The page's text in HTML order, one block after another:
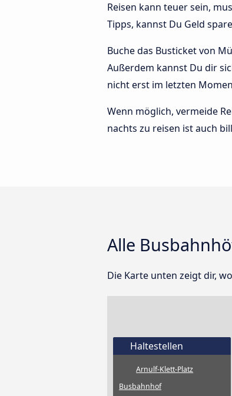
Reisen kann teuer sein,
Tipps, kannst Du Geld
Buche das Busticket von
Außerdem kannst Du dir
nicht erst im letzten
Wenn möglich, vermeide
nachts zu reisen ist auch
Alle
Die Karte unten zeigt dir,
Haltestellen
Arnulf-Klett-Platz
Busbahnhof